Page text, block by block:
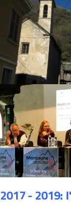
2017 - 2019: